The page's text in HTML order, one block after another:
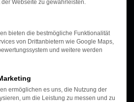
ohne
Verkäufer bei Stiglmayr
Lead. Einfach,
der Webseite zu gewährleisten.
bieten die bestmögliche Funktionalität
von Drittanbietern wie Google Maps,
und weitere werden
ermöglichen es uns, die Nutzung der
um die Leistung zu messen und zu